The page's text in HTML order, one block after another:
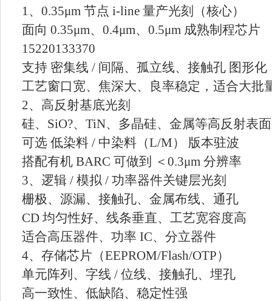
1、0.35μm 节点 i-line 量产光刻（核心）
面向 0.35μm、0.4μm、0.5μm 成熟制程
15220133370
支持 密集线 / 间隔、孤立线、接触孔 图形化
工艺窗口宽、焦深大、良率稳定，适合大批
2、高反射基底光刻
硅、SiO?、TiN、多晶硅、金属等高反射表面
可选 低染料 / 中染料（L/M） 版本驻波
搭配有机 BARC 可做到 ＜0.3μm 分辨率
3、逻辑 / 模拟 / 功率器件关键层光刻
栅极、源漏、接触孔、金属布线、通孔
CD 均匀性好、线条垂直、工艺宽容度高
适合高压器件、功率 IC、分立器件
4、存储芯片（EEPROM/Flash/OTP）
单元阵列、字线 / 位线、接触孔、埋孔
高一致性、低缺陷、稳定性强